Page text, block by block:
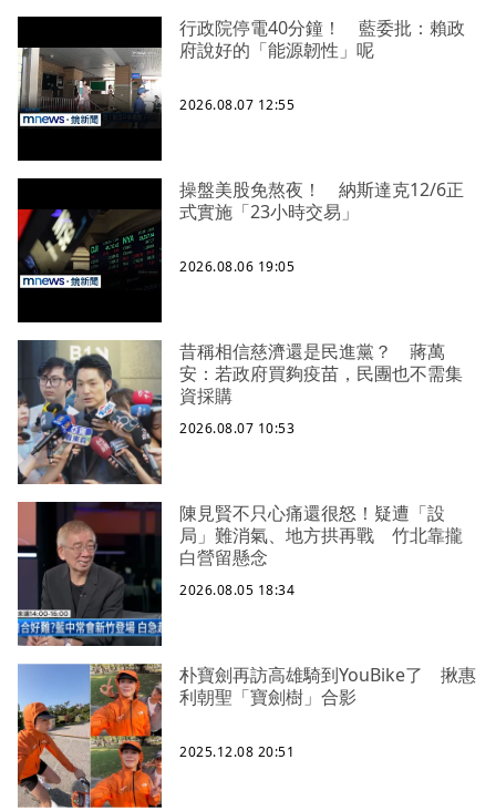
行政院停電40分鐘！ 藍委批：賴政
府說好的「能源韌性」呢
2026.08.07 12:55
操盤美股免熬夜！ 納斯達克12/6正
式實施「23小時交易」
2026.08.06 19:05
昔稱相信慈濟還是民進黨？ 蔣萬
安：若政府買夠疫苗，民團也不需集
資採購
2026.08.07 10:53
陳見賢不只心痛還很怒！疑遭「設
局」難消氣、地方拱再戰 竹北靠攏
白營留懸念
2026.08.05 18:34
朴寶劍再訪高雄騎到YouBike了 揪惠
利朝聖「寶劍樹」合影
2025.12.08 20:51